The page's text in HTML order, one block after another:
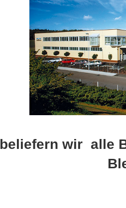
beliefern wir alle